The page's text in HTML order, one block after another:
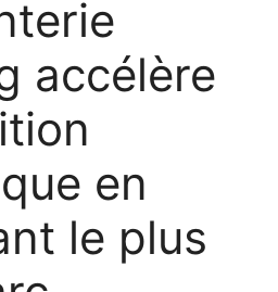
accélère
en
le plus